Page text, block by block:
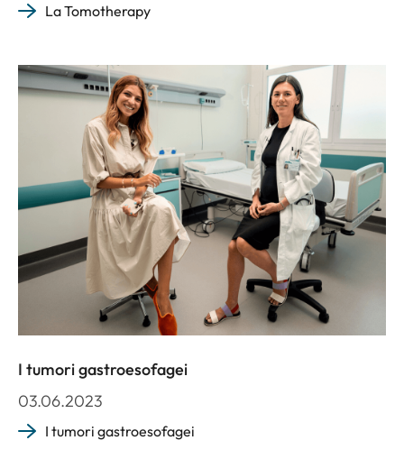
La Tomotherapy
I tumori gastroesofagei
03.06.2023
I tumori gastroesofagei